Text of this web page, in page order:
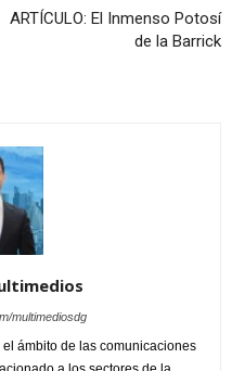
ARTÍCULO: El Inmenso Potosí
de la Barrick
multimediosdg
ámbito de las comunicaciones